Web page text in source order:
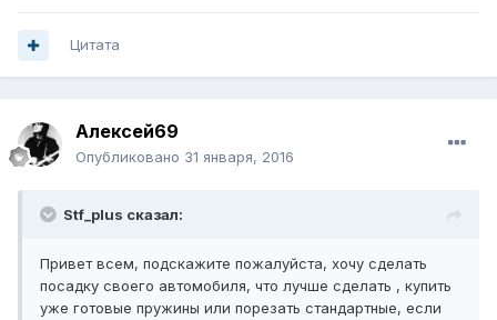
Цитата
Алексей69
Опубликовано 31 января, 2016
Stf_plus сказал:
Привет всем, подскажите пожалуйста, хочу сделать
посадку своего автомобиля, что лучше сделать , купить
уже готовые пружины или порезать стандартные, если